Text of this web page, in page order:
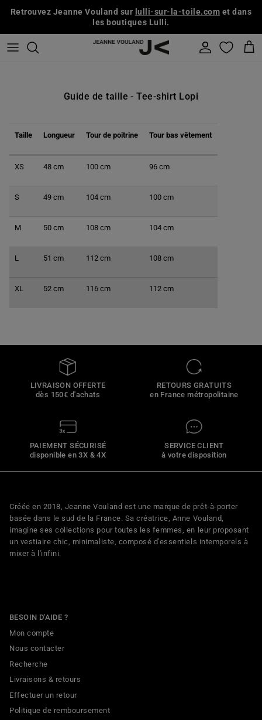
Retrouvez Jeanne Vouland sur lulli-sur-la-toile.com et dans
les boutiques Lulli.
Compte
Guide de taille - Tee-shirt Lopi
Taille Longueur Tour de poitrine Tour bas vêtement
XS 48 cm 100 cm 96 cm
S 49 cm 104 cm 100 cm
M 50 cm 108 cm 104 cm
L 51 cm 112 cm 108 cm
XL 52 cm 116 cm 112 cm
LIVRAISON OFFERTE
dès 150€ d'achats
RETOURS GRATUITS
en France métropolitaine
PAIEMENT SÉCURISÉ
disponible en 3X & 4X
SERVICE CLIENT
à votre disposition
Créée en 2018, Jeanne Vouland est une marque de prêt-à-porter
basée dans le sud de la France. Sa créatrice, Anne Vouland,
imagine ses collections pour toutes les femmes, en leur proposant
un vestiaire chic, minimaliste, composé d'essentiels intemporels à
mixer à l'infini.
BESOIN D'AIDE ?
Mon compte
Nous contacter
Recherche
Livraisons & retours
Effectuer un retour
Politique de remboursement